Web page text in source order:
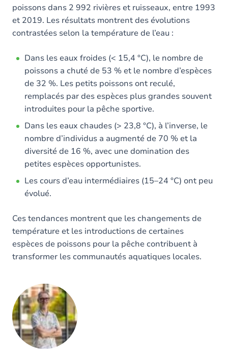
poissons dans 2 992 rivières et ruisseaux, entre 1993
et 2019. Les résultats montrent des évolutions
contrastées selon la température de l’eau :
Dans les eaux froides (< 15,4 °C), le nombre de
poissons a chuté de 53 % et le nombre d’espèces
de 32 %. Les petits poissons ont reculé,
remplacés par des espèces plus grandes souvent
introduites pour la pêche sportive.
Dans les eaux chaudes (> 23,8 °C), à l’inverse, le
nombre d’individus a augmenté de 70 % et la
diversité de 16 %, avec une domination des
petites espèces opportunistes.
Les cours d’eau intermédiaires (15–24 °C) ont peu
évolué.
Ces tendances montrent que les changements de
température et les introductions de certaines
espèces de poissons pour la pêche contribuent à
transformer les communautés aquatiques locales.
Image